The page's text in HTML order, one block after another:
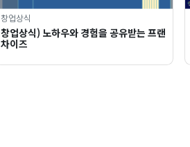
창업상식
창업상식) 노하우와 경험을 공유받는 프랜
차이즈